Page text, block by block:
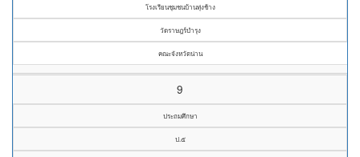
โรงเรียนชุมชนบ้านทุ่งช้าง
วัดราษฎร์บำรุง
คณะจังหวัดน่าน
9
ประถมศึกษา
ป.๕